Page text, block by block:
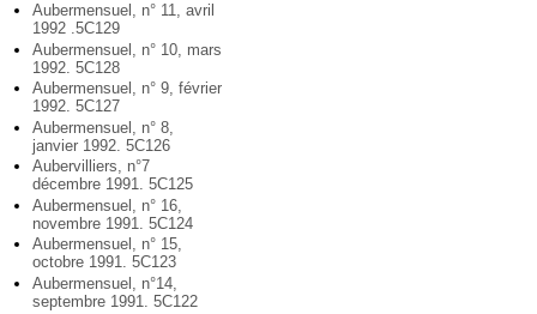
Aubermensuel, n° 11, avril
1992 .5C129
Aubermensuel, n° 10, mars
1992. 5C128
Aubermensuel, n° 9, février
1992. 5C127
Aubermensuel, n° 8,
janvier 1992. 5C126
Aubervilliers, n°7
décembre 1991. 5C125
Aubermensuel, n° 16,
novembre 1991. 5C124
Aubermensuel, n° 15,
octobre 1991. 5C123
Aubermensuel, n°14,
septembre 1991. 5C122